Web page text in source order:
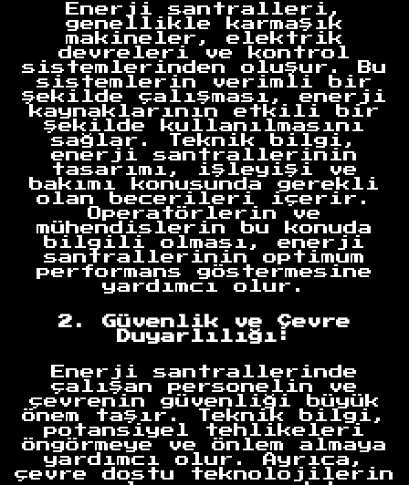
Enerji santralleri,
genellikle karmaşık
makineler, elektrik
devreleri ve kontrol
sistemlerinden oluşur. Bu
sistemlerin verimli bir
şekilde çalışması, enerji
kaynaklarının etkili bir
şekilde kullanılmasını
sağlar. Teknik bilgi,
enerji santrallerinin
tasarımı, işleyişi ve
bakımı konusunda gerekli
olan becerileri içerir.
Operatörlerin ve
mühendislerin bu konuda
bilgili olması, enerji
santrallerinin optimum
performans göstermesine
yardımcı olur.
2. Güvenlik ve Çevre
Duyarlılığı:
Enerji santrallerinde
çalışan personelin ve
çevrenin güvenliği büyük
önem taşır. Teknik bilgi,
potansiyel tehlikeleri
öngörmeye ve önlem almaya
yardımcı olur. Ayrıca,
çevre dostu teknolojilerin